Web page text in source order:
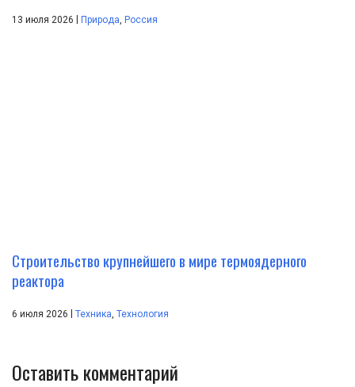
13 июля 2026 Природа, Россия
Строительство крупнейшего в мире термоядерного
реактора
6 июля 2026 | Техника, Технология
Оставить комментарий